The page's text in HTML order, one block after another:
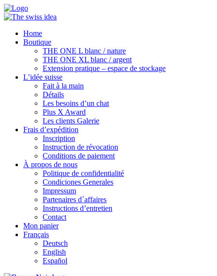
Home
Boutique
THE ONE L blanc / nature
THE ONE XL blanc / argent
Extension pratique – espace de stockage
L’idée suisse
Fait à la main
Détails
Les besoins d’un chat
Plus X Award
Les clients Galerie
Frais d’expédition
Inscription
Instruction de révocation
Conditions de paiement
À propos de nous
Politique de confidentialité
Condiciones Generales
Impressum
Partenaires d´affaires
Instructions d’entretien
Contact
Mon panier
Français
Deutsch
English
Español